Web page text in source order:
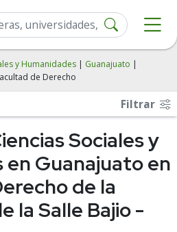
y Humanidades | Guanajuato |
de Derecho
Filtrar
Sociales y
en Guanajuato en
de la
la Salle Bajio -